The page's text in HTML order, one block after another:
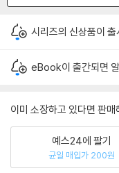
시리즈의 신상품이
eBook이 출간되면
이미 소장하고 있다면 판매
예스24에 팔기
균일 매입가 200원